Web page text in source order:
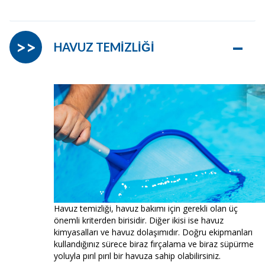
HAVUZ TEMİZLİĞİ –
>>
Havuz temizliği, havuz bakımı için gerekli olan üç
önemli kriterden birisidir. Diğer ikisi ise havuz
kimyasalları ve havuz dolaşımıdır. Doğru ekipmanları
kullandığınız sürece biraz fırçalama ve biraz süpürme
yoluyla pırıl pırıl bir havuza sahip olabilirsiniz.